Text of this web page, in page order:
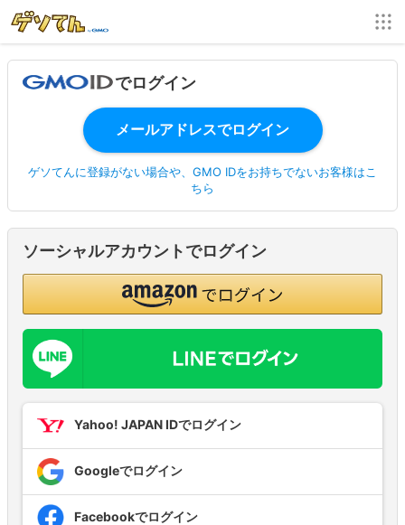
でログイン
ゲソてんに登録がない場合や、GMO IDをお持ちでないお客様はこ
ちら
ソーシャルアカウントでログイン
Yahoo! JAPAN IDでログイン
Googleでログイン
Facebookでログイン